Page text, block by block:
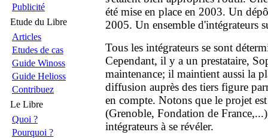
Publicité
Etude du Libre
Articles
Etudes de cas
Guide Winoss
Guide Helioss
Contribuez
Le Libre
Quoi ?
Pourquoi ?
été mise en place en 2003. Un
2005. Un ensemble d'intégrateurs
Tous les intégrateurs se sont
Cependant, il y a un prestataire,
maintenance; il maintient aussi la
diffusion auprès des tiers figure
en compte. Notons que le projet
(Grenoble, Fondation de
intégrateurs à se révéler.